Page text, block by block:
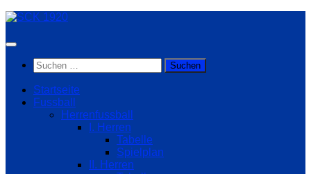
Zum
springen
Suchen
nach:
Startseite
Fussball
Herrenfussball
I. Herren
Tabelle
Spielplan
II. Herren